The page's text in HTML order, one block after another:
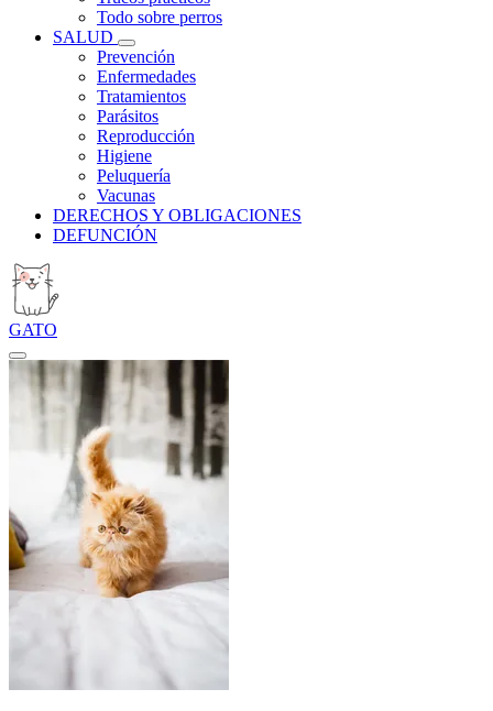
Todo sobre perros
SALUD
Prevención
Enfermedades
Tratamientos
Parásitos
Reproducción
Higiene
Peluquería
Vacunas
DERECHOS Y OBLIGACIONES
DEFUNCIÓN
GATO